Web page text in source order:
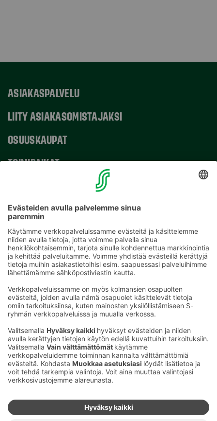
ASIAKASPALVELU
LIITY ASIAKASOMISTAJAKSI
OSUUSKAUPAT
TOIMIPAIKAT
Sähköpostiosoitteet S-ryhmässä ovat muotoa
etunimi.sukunimi@sok.fi
Seuraa meitä:
Muuta evästeasetuksia